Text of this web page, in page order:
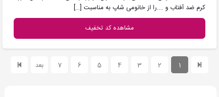
کرم ضد آفتاب و ….را از خانومی شاپ به مناسبت […]
مشاهده کد تخفیف
1
2
3
4
5
6
7 بعد